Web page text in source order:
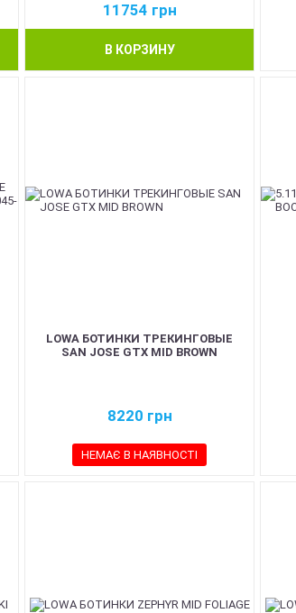
11754 грн
В КОРЗИНУ
LOWA БОТИНКИ ТРЕКИНГОВЫЕ
SAN JOSE GTX MID BROWN
8220 грн
НЕМАЄ В НАЯВНОСТІ